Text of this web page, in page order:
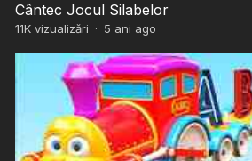
Cântec Jocul Silabelor
11Kvizualizări · 5 ani ago